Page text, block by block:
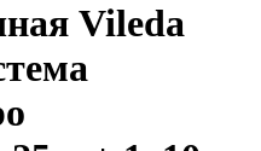
Vileda